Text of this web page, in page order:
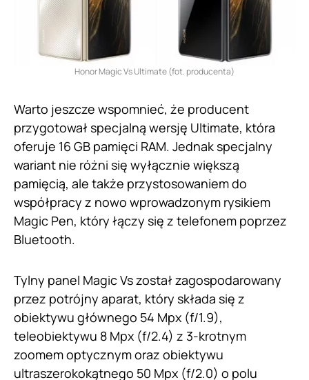
Honor Magic Vs Ultimate (fot. producenta)
Warto jeszcze wspomnieć, że producent
przygotował specjalną wersję Ultimate, która
oferuje 16 GB pamięci RAM. Jednak specjalny
wariant nie różni się wyłącznie większą
pamięcią, ale także przystosowaniem do
współpracy z nowo wprowadzonym rysikiem
Magic Pen, który łączy się z telefonem poprzez
Bluetooth.
Tylny panel Magic Vs został zagospodarowany
przez potrójny aparat, który składa się z
obiektywu głównego 54 Mpx (f/1.9),
teleobiektywu 8 Mpx (f/2.4) z 3-krotnym
zoomem optycznym oraz obiektywu
ultraszerokokątnego 50 Mpx (f/2.0) o polu